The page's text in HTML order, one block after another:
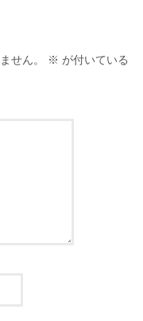
せん。 ※ が付いている